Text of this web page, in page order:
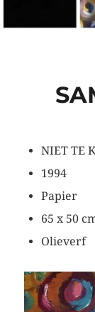
NIET TE
1994
Papier
65 x 50
Olieverf